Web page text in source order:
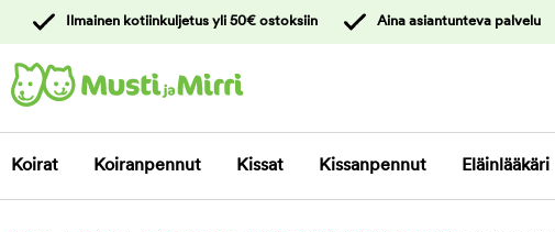
asiakaspalveluun
Ilmainen kotiinkuljetus yli 50€ ostoksiin Aina asiantunteva palvelu
Koirat Koiranpennut Kissat Kissanpennut Eläinlääkäri